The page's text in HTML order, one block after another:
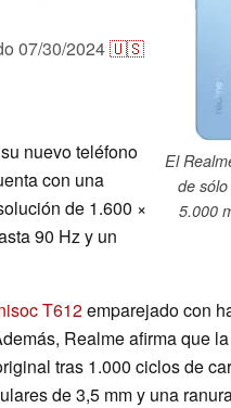
El
de
5.000
07/30/2024🇺🇸
nuevo teléfono
con una
de 1.600 ×
90 Hz y un
T612emparejado con
Realme afirma que
tras 1.000 ciclos de
de 3,5 mm y una